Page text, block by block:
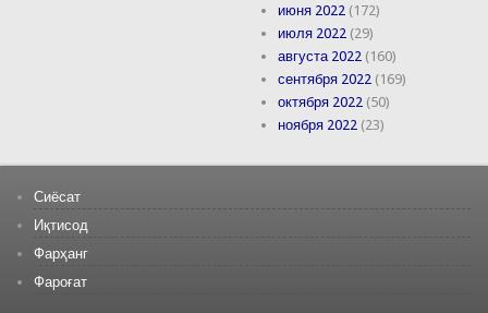
июня 2022 (172)
июля 2022 (29)
августа 2022 (160)
сентября 2022 (169)
октября 2022 (50)
ноября 2022 (23)
Сиёсат
Иқтисод
Фарҳанг
Фароғат